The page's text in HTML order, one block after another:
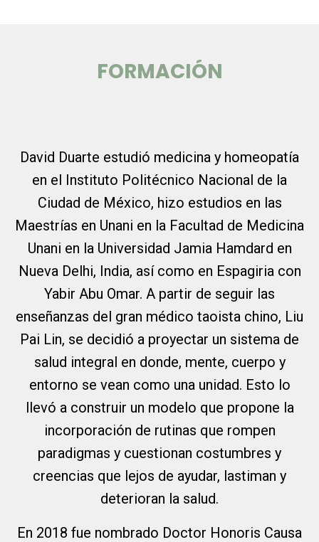
FORMACIÓN
David Duarte estudió medicina y homeopatía
en el Instituto Politécnico Nacional de la
Ciudad de México, hizo estudios en las
Maestrías en Unani en la Facultad de Medicina
Unani en la Universidad Jamia Hamdard en
Nueva Delhi, India, así como en Espagiria con
Yabir Abu Omar. A partir de seguir las
enseñanzas del gran médico taoista chino, Liu
Pai Lin, se decidió a proyectar un sistema de
salud integral en donde, mente, cuerpo y
entorno se vean como una unidad. Esto lo
llevó a construir un modelo que propone la
incorporación de rutinas que rompen
paradigmas y cuestionan costumbres y
creencias que lejos de ayudar, lastiman y
deterioran la salud.
En 2018 fue nombrado Doctor Honoris Causa